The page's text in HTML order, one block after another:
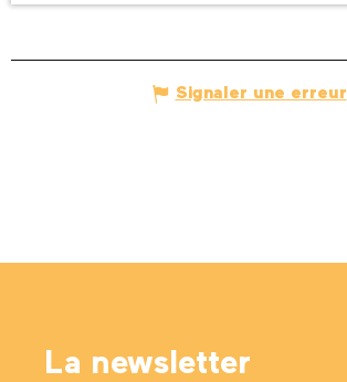
Signaler une erreur
La newsletter